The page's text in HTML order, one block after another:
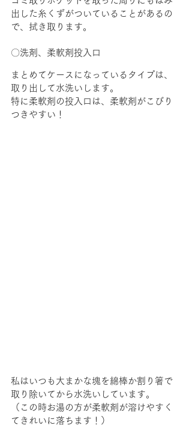
出した糸くずがついていることがあるの
で、拭き取ります。
〇洗剤、柔軟剤投入口
まとめてケースになっているタイプは、
取り出して水洗いします。
特に柔軟剤の投入口は、柔軟剤がこびり
つきやすい！
私はいつも大まかな塊を綿棒か割り箸で
取り除いてから水洗いしています。
（この時お湯の方が柔軟剤が溶けやすく
てきれいに落ちます！）